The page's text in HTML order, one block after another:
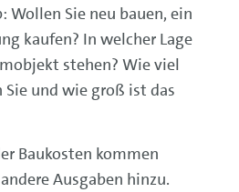
Wollen Sie neu bauen, ein
kaufen? In welcher Lage
stehen? Wie viel
und wie groß ist das
Baukosten kommen
Ausgaben hinzu.